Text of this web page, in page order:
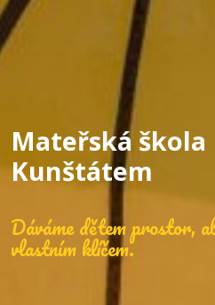
Mateřská škola
Kunštátem
Dáváme dětem prostor,
vlastním klíčem.